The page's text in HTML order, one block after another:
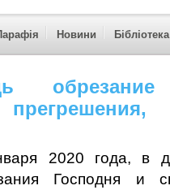
Новини Бібліотека
2020 года, в
Господня и